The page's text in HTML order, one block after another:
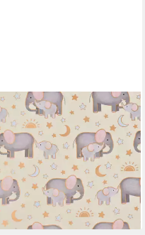
Elefant mit
70cm x 2m Rolle Mond
Sterne Motiv
5,99 €
€/ 1 m)
- in 3-4 Werktagen bei dir